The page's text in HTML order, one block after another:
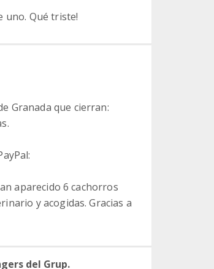
uno. Qué triste!
Granada que cierran:
aparecido 6 cachorros
y acogidas. Gracias a
del Grup.